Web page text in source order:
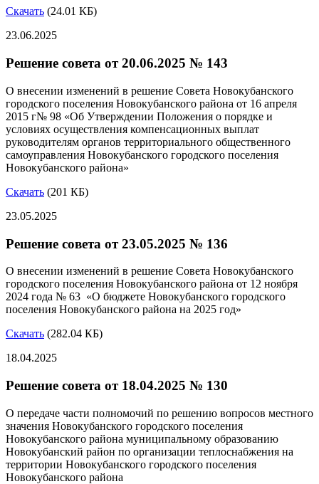
Скачать (24.01 КБ)
23.06.2025
Решение совета от 20.06.2025 № 143
О внесении изменений в решение Совета Новокубанского
городского поселения Новокубанского района от 16 апреля
2015 г№ 98 «Об Утверждении Положения о порядке и
условиях осуществления компенсационных выплат
руководителям органов территориального общественного
самоуправления Новокубанского городского поселения
Новокубанского района»
Скачать (201 КБ)
23.05.2025
Решение совета от 23.05.2025 № 136
О внесении изменений в решение Совета Новокубанского
городского поселения Новокубанского района от 12 ноября
2024 года № 63 «О бюджете Новокубанского городского
поселения Новокубанского района на 2025 год»
Скачать (282.04 КБ)
18.04.2025
Решение совета от 18.04.2025 № 130
О передаче части полномочий по решению вопросов местного
значения Новокубанского городского поселения
Новокубанского района муниципальному образованию
Новокубанский район по организации теплоснабжения на
территории Новокубанского городского поселения
Новокубанского района